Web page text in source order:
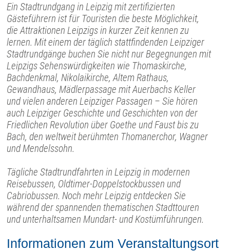
Ein Stadtrundgang in Leipzig mit zertifizierten
Gästeführern ist für Touristen die beste Möglichkeit,
die Attraktionen Leipzigs in kurzer Zeit kennen zu
lernen. Mit einem der täglich stattfindenden Leipziger
Stadtrundgänge buchen Sie nicht nur Begegnungen mit
Leipzigs Sehenswürdigkeiten wie Thomaskirche,
Bachdenkmal, Nikolaikirche, Altem Rathaus,
Gewandhaus, Mädlerpassage mit Auerbachs Keller
und vielen anderen Leipziger Passagen – Sie hören
auch Leipziger Geschichte und Geschichten von der
Friedlichen Revolution über Goethe und Faust bis zu
Bach, den weltweit berühmten Thomanerchor, Wagner
und Mendelssohn.
Tägliche Stadtrundfahrten in Leipzig in modernen
Reisebussen, Oldtimer-Doppelstockbussen und
Cabriobussen. Noch mehr Leipzig entdecken Sie
während der spannenden thematischen Stadttouren
und unterhaltsamen Mundart- und Kostümführungen.
Informationen zum Veranstaltungsort